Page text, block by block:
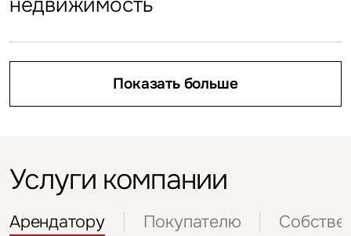
недвижимость
Показать больше
Москвы. Предварительные итоги
I полугодия 2026
Услуги компании
Арендатору Покупателю